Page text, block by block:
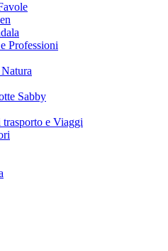
Professioni
Sabby
e Viaggi